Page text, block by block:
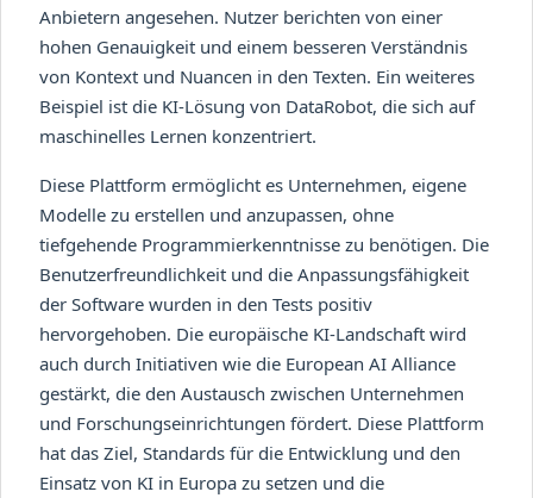
Anbietern angesehen. Nutzer berichten von einer
hohen Genauigkeit und einem besseren Verständnis
von Kontext und Nuancen in den Texten. Ein weiteres
Beispiel ist die KI-Lösung von DataRobot, die sich auf
maschinelles Lernen konzentriert.
Diese Plattform ermöglicht es Unternehmen, eigene
Modelle zu erstellen und anzupassen, ohne
tiefgehende Programmierkenntnisse zu benötigen. Die
Benutzerfreundlichkeit und die Anpassungsfähigkeit
der Software wurden in den Tests positiv
hervorgehoben. Die europäische KI-Landschaft wird
auch durch Initiativen wie die European AI Alliance
gestärkt, die den Austausch zwischen Unternehmen
und Forschungseinrichtungen fördert. Diese Plattform
hat das Ziel, Standards für die Entwicklung und den
Einsatz von KI in Europa zu setzen und die